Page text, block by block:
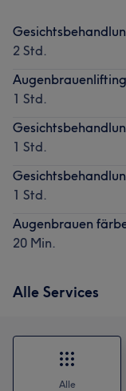
2 Std.
1 Std.
1 Std.
1 Std.
Augenbrauen
20 Min.
Alle Services
Alle